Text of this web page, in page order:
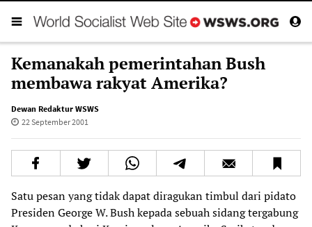
Kemanakah pemerintahan Bush
membawa rakyat Amerika?
Dewan Redaktur WSWS
22 September 2001
Satu pesan yang tidak dapat diragukan timbul dari pidato
Presiden George W. Bush kepada sebuah sidang tergabung